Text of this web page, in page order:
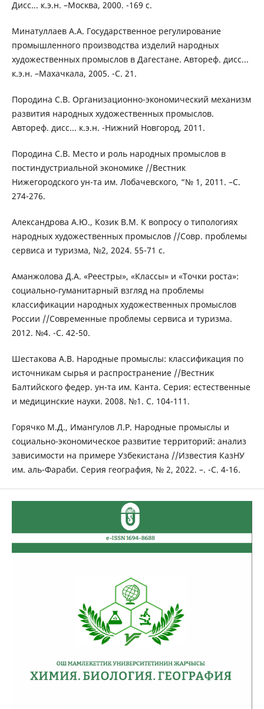
Дисс... к.э.н. –Москва, 2000. -169 с.
Минатуллаев А.А. Государственное регулирование
промышленного производства изделий народных
художественных промыслов в Дагестане. Автореф. дисс...
к.э.н. –Махачкала, 2005. -С. 21.
Породина С.В. Организационно-экономический механизм
развития народных художественных промыслов.
Автореф. дисс... к.э.н. -Нижний Новгород, 2011.
Породина С.В. Место и роль народных промыслов в
постиндустриальной экономике //Вестник
Нижегородского ун-та им. Лобачевского, “№ 1, 2011. –С.
274-276.
Александрова А.Ю., Козик В.М. К вопросу о типологиях
народных художественных промыслов //Совр. проблемы
сервиса и туризма, №2, 2024. 55-71 с.
Аманжолова Д.А. «Реестры», «Классы» и «Точки роста»:
социально-гуманитарный взгляд на проблемы
классификации народных художественных промыслов
России //Современные проблемы сервиса и туризма.
2012. №4. -С. 42-50.
Шестакова А.В. Народные промыслы: классификация по
источникам сырья и распространение //Вестник
Балтийского федер. ун-та им. Канта. Серия: естественные
и медицинские науки. 2008. №1. С. 104-111.
Горячко М.Д., Имангулов Л.Р. Народные промыслы и
социально-экономическое развитие территорий: анализ
зависимости на примере Узбекистана //Известия КазНУ
им. аль-Фараби. Серия география, № 2, 2022. –. -С. 4-16.